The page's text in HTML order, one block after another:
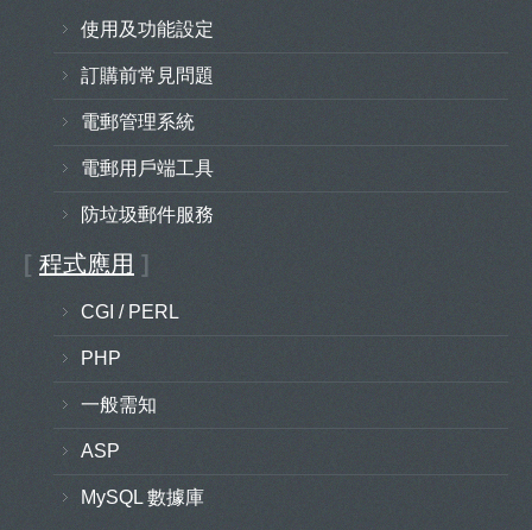
使用及功能設定
訂購前常見問題
電郵管理系統
電郵用戶端工具
防垃圾郵件服務
[ 程式應用 ]
CGI / PERL
PHP
一般需知
ASP
MySQL 數據庫